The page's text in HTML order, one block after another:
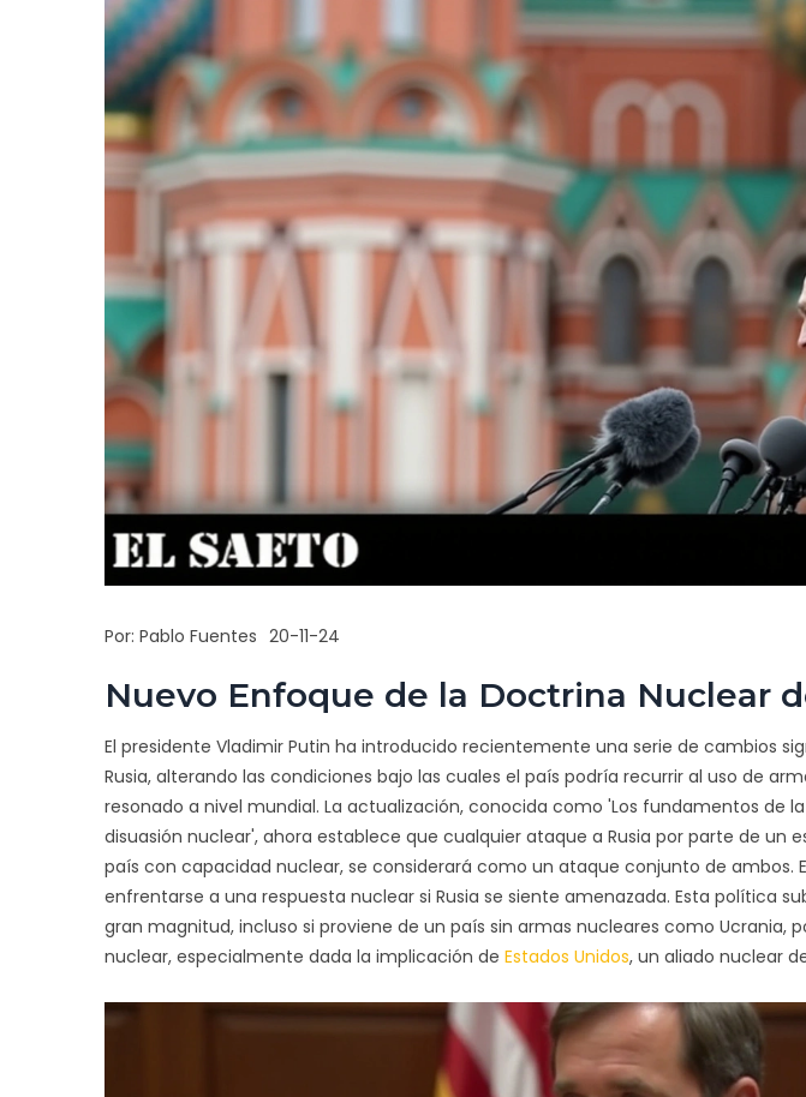
Por: Pablo Fuentes 20-11-24
Nuevo Enfoque de la Doctrina Nuclear
El presidente Vladimir Putin ha introducido recientemente una serie de cambios
Rusia, alterando las condiciones bajo las cuales el país podría recurrir al uso de
resonado a nivel mundial. La actualización, conocida como 'Los fundamentos de
disuasión nuclear', ahora establece que cualquier ataque a Rusia por parte de un
país con capacidad nuclear, se considerará como un ataque conjunto de ambos.
enfrentarse a una respuesta nuclear si Rusia se siente amenazada. Esta política
gran magnitud, incluso si proviene de un país sin armas nucleares como Ucrania,
nuclear, especialmente dada la implicación de Estados Unidos, un aliado nuclear